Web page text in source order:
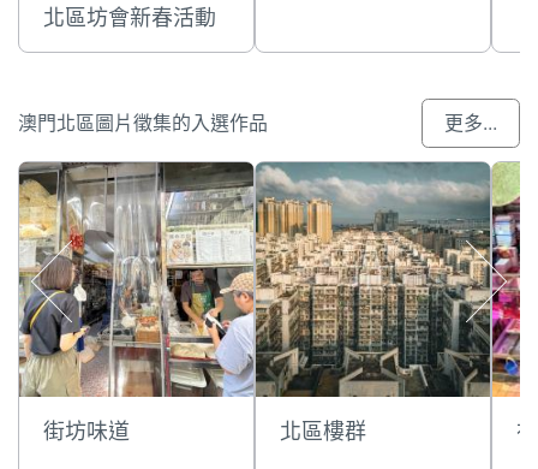
北區坊會新春活動
澳門北區圖片徵集的入選作品 更多...
街坊味道 北區樓群